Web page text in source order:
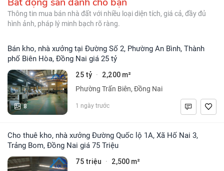
Thông tin mua bán nhà đất với nhiều loại diện tích, giá cả, đầy đủ
hình ảnh, pháp lý minh bạch rõ ràng.
Bán kho, nhà xưởng tại Đường Số 2, Phường An Bình, Thành
phố Biên Hòa, Đồng Nai giá 25 tỷ
8
25 tỷ · 2,200 m²
Phường Trấn Biên, Đồng Nai
1 ngày trước
Cho thuê kho, nhà xưởng Đường Quốc lộ 1A, Xã Hố Nai 3,
Trảng Bom, Đồng Nai giá 75 Triệu
75 triệu
· 2,500 m²